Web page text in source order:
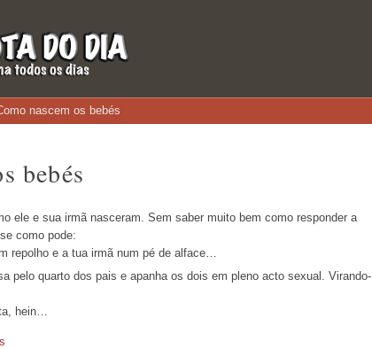
nascem os bebés
bebés
ele e sua irmã nasceram. Sem saber muito bem como responder a
como pode:
repolho e a tua irmã num pé de alface…
pelo quarto dos pais e apanha os dois em pleno acto sexual. Virando-
hein…